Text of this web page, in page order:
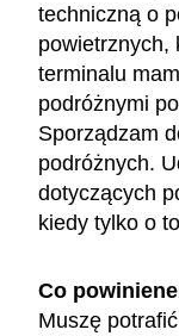
techniczną o
powietrznych,
terminalu
podróżnymi
Sporządzam
podróżnych.
dotyczących
kiedy tylko o
Co
Muszę